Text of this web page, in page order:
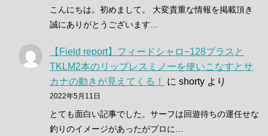
こんにちは。初めまして。 大変貴重な情報を掲載頂き
誠にありがとうございます…
【Field report】フィードシャロ−128プラスと
TKLM2本のリップレスミノーを使いこなすとサ
カナの動きが見えてくる！
に shorty より
2022年5月11日
とても面白い記事でした。サーフは回遊待ちの運任せな
釣りのイメージがあったがプロに…